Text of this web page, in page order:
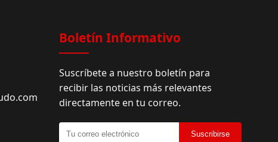
Boletín Informativo
Suscríbete a nuestro boletín para
recibir las noticias más relevantes
directamente en tu correo.
Suscribirse